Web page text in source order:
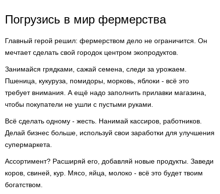
Погрузись в мир фермерства
Главный герой решил: фермерством дело не ограничится. Он
мечтает сделать свой городок центром экопродуктов.
Занимайся грядками, сажай семена, следи за урожаем.
Пшеница, кукуруза, помидоры, морковь, яблоки - всё это
требует внимания. А ещё надо заполнить прилавки магазина,
чтобы покупатели не ушли с пустыми руками.
Всё сделать одному - жесть. Нанимай кассиров, работников.
Делай бизнес больше, используй свои заработки для улучшения
супермаркета.
Ассортимент? Расширяй его, добавляй новые продукты. Заведи
коров, свиней, кур. Мясо, яйца, молоко - всё это будет твоим
богатством.